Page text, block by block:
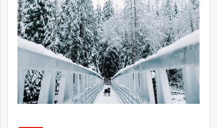
times.mn
tvmongolia.mn
mass.mn
unegui.mn
assa.mn
tac.mn
paparazzi.mn
unread.today